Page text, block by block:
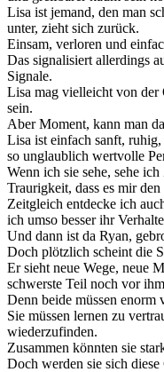
Lisa ist jemand, den man
unter, zieht sich zurück.
Einsam, verloren und
Das signalisiert allerdings
Signale.
Lisa mag vielleicht von der
sein.
Aber Moment, kann man
Lisa ist einfach sanft,
so unglaublich wertvolle
Wenn ich sie sehe, sehe
Traurigkeit, dass es mir
Zeitgleich entdecke ich
ich umso besser ihr
Und dann ist da Ryan,
Doch plötzlich scheint die
Er sieht neue Wege, neue
schwerste Teil noch vor
Denn beide müssen enorm
Sie müssen lernen zu
wiederzufinden.
Zusammen könnten sie
Doch werden sie sich